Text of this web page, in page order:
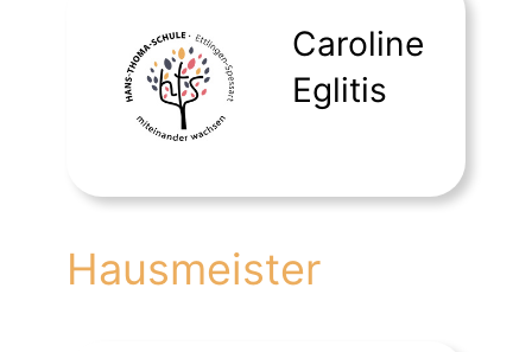
Caroline
Eglitis
Hausmeister